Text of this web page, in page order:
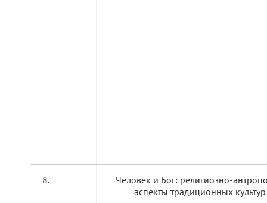
Человек и Бог: религиозно-
аспекты традиционных